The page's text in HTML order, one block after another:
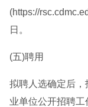
(https://
日。
(五)聘用
拟聘人选确定后
业单位公开招聘